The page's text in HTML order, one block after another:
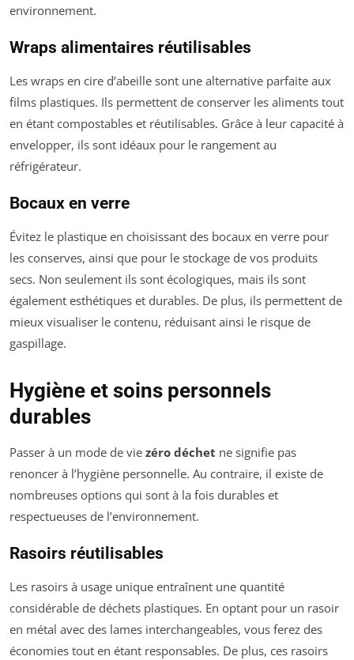
environnement.
Wraps alimentaires réutilisables
Les wraps en cire d’abeille sont une alternative parfaite aux
films plastiques. Ils permettent de conserver les aliments tout
en étant compostables et réutilisables. Grâce à leur capacité à
envelopper, ils sont idéaux pour le rangement au
réfrigérateur.
Bocaux en verre
Évitez le plastique en choisissant des bocaux en verre pour
les conserves, ainsi que pour le stockage de vos produits
secs. Non seulement ils sont écologiques, mais ils sont
également esthétiques et durables. De plus, ils permettent de
mieux visualiser le contenu, réduisant ainsi le risque de
gaspillage.
Hygiène et soins personnels
durables
Passer à un mode de vie zéro déchet ne signifie pas
renoncer à l’hygiène personnelle. Au contraire, il existe de
nombreuses options qui sont à la fois durables et
respectueuses de l’environnement.
Rasoirs réutilisables
Les rasoirs à usage unique entraînent une quantité
considérable de déchets plastiques. En optant pour un rasoir
en métal avec des lames interchangeables, vous ferez des
économies tout en étant responsables. De plus, ces rasoirs